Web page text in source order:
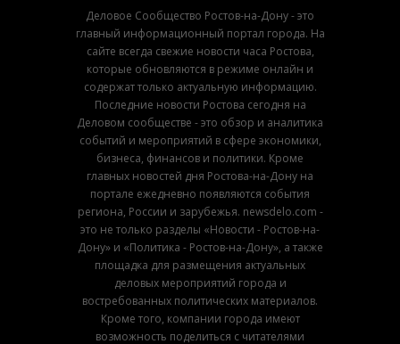
Деловое Сообщество Ростов-на-Дону - это
главный информационный портал города. На
сайте всегда свежие новости часа Ростова,
которые обновляются в режиме онлайн и
содержат только актуальную информацию.
Последние новости Ростова сегодня на
Деловом сообществе - это обзор и аналитика
событий и мероприятий в сфере экономики,
бизнеса, финансов и политики. Кроме
главных новостей дня Ростова-на-Дону на
портале ежедневно появляются события
региона, России и зарубежья. newsdelo.com -
это не только разделы «Новости - Ростов-на-
Дону» и «Политика - Ростов-на-Дону», а также
площадка для размещения актуальных
деловых мероприятий города и
востребованных политических материалов.
Кроме того, компании города имеют
возможность поделиться с читателями